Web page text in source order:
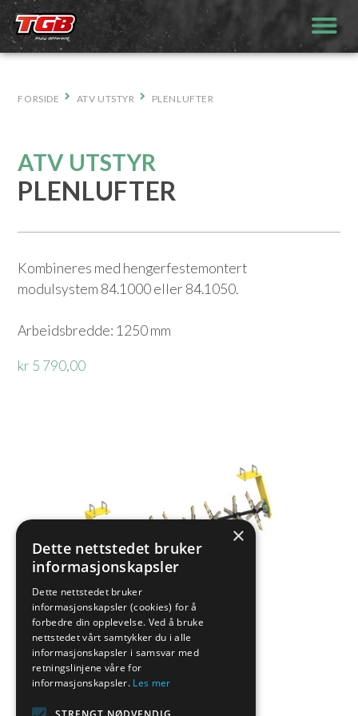
Hopp
til
innhold
FORSIDE ATV UTSTYR PLENLUFTER
ATV UTSTYR
PLENLUFTER
Kombineres med hengerfestemontert
modulsystem 84.1000 eller 84.1050.
Arbeidsbredde: 1250 mm
kr 5 790,00
×
Dette nettstedet bruker
informasjonskapsler
Dette nettstedet bruker
informasjonskapsler (cookies) for å
forbedre din opplevelse. Ved å bruke
nettstedet vårt samtykker du i alle
informasjonskapsler i samsvar med
retningslinjene våre for
informasjonskapsler. Les mer